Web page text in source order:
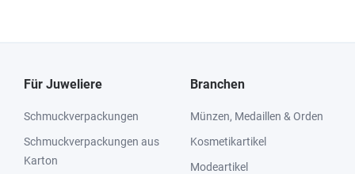
Für Juweliere
Schmuckverpackungen
Schmuckverpackungen aus
Karton
Branchen
Münzen, Medaillen & Orden
Kosmetikartikel
Modeartikel